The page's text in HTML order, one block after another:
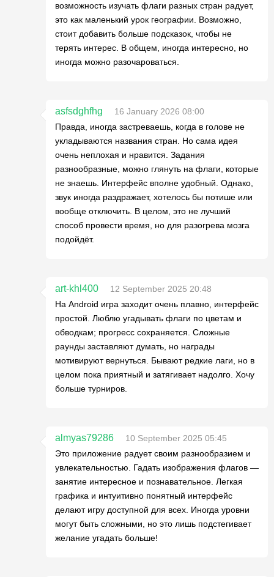
возможность изучать флаги разных стран радует,
это как маленький урок географии. Возможно,
стоит добавить больше подсказок, чтобы не
терять интерес. В общем, иногда интересно, но
иногда можно разочароваться.
asfsdghfhg
16 January 2026 08:00
Правда, иногда застреваешь, когда в голове не
укладываются названия стран. Но сама идея
очень неплохая и нравится. Задания
разнообразные, можно глянуть на флаги, которые
не знаешь. Интерфейс вполне удобный. Однако,
звук иногда раздражает, хотелось бы потише или
вообще отключить. В целом, это не лучший
способ провести время, но для разогрева мозга
подойдёт.
art-khl400
12 September 2025 20:48
На Android игра заходит очень плавно, интерфейс
простой. Люблю угадывать флаги по цветам и
обводкам; прогресс сохраняется. Сложные
раунды заставляют думать, но награды
мотивируют вернуться. Бывают редкие лаги, но в
целом пока приятный и затягивает надолго. Хочу
больше турниров.
almyas79286
10 September 2025 05:45
Это приложение радует своим разнообразием и
увлекательностью. Гадать изображения флагов —
занятие интересное и познавательное. Легкая
графика и интуитивно понятный интерфейс
делают игру доступной для всех. Иногда уровни
могут быть сложными, но это лишь подстегивает
желание угадать больше!